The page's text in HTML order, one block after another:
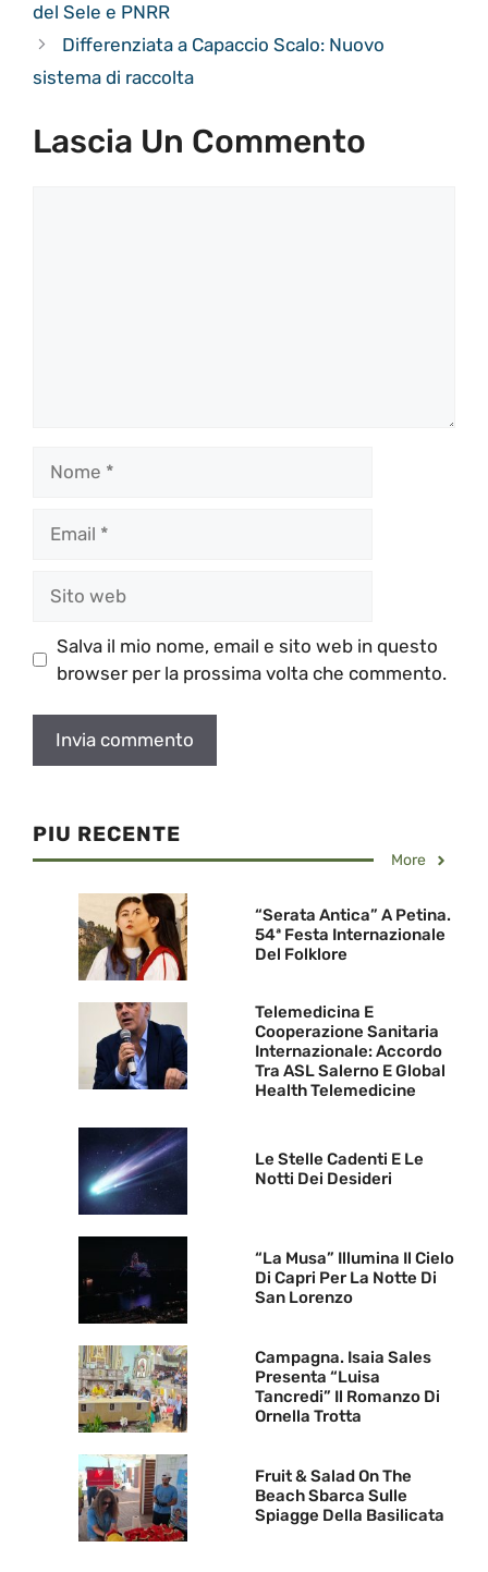
del Sele e PNRR
Differenziata a Capaccio Scalo: Nuovo
sistema di raccolta
Lascia Un Commento
web
Salva il mio nome, email e sito web in questo
browser per la prossima volta che commento.
PIU RECENTE
More
“Serata Antica” A Petina.
54ª Festa Internazionale
Del Folklore
Telemedicina E
Cooperazione Sanitaria
Internazionale: Accordo
Tra ASL Salerno E Global
Health Telemedicine
Le Stelle Cadenti E Le
Notti Dei Desideri
“La Musa” Illumina Il Cielo
Di Capri Per La Notte Di
San Lorenzo
Campagna. Isaia Sales
Presenta “Luisa
Tancredi” Il Romanzo Di
Ornella Trotta
Fruit & Salad On The
Beach Sbarca Sulle
Spiagge Della Basilicata